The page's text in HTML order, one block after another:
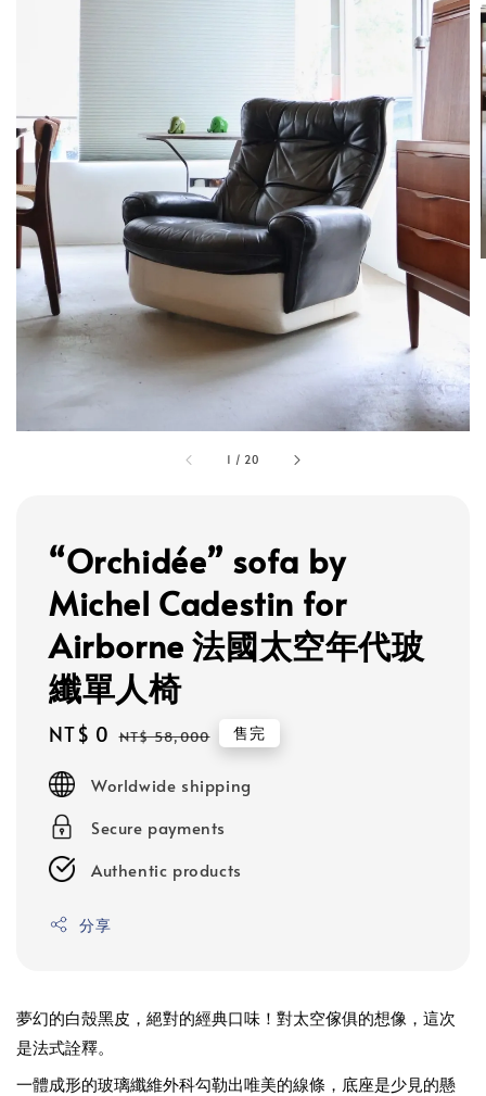
1 / 20
“Orchidée” sofa by
Michel Cadestin for
Airborne 法國太空年代玻
纖單人椅
Sale
NT$ 0 Regular
NT$ 58,000 售完
Worldwide shipping
Secure payments
Authentic products
分享
夢幻的白殼黑皮，絕對的經典口味！對太空傢俱的想像，這次
是法式詮釋。
一體成形的玻璃纖維外科勾勒出唯美的線條，底座是少見的懸